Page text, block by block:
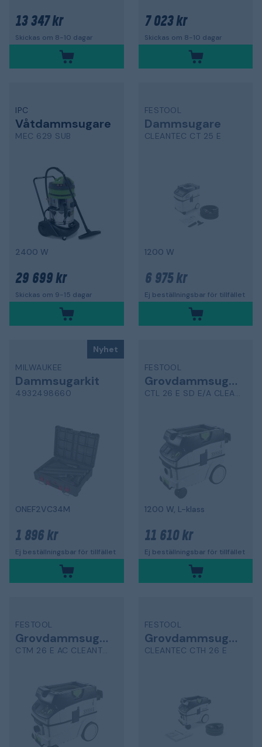
13 347 kr
Skickas om 8-10 dagar
7 023 kr
Skickas om 8-10 dagar
IPC
Våtdammsugare
MEC 629 SUB
2400 W
29 699 kr
Skickas om 9-15 dagar
FESTOOL
Dammsugare
CLEANTEC CT 25 E
1200 W
6 975 kr
Ej beställningsbar för tillfället
Nyhet
MILWAUKEE
Dammsugarkit
4932498660
ONEF2VC34M
1 896 kr
Ej beställningsbar för tillfället
FESTOOL
Grovdammsugare
CTL 26 E SD E/A CLEANTEC
1200 W, L-klass
11 610 kr
Ej beställningsbar för tillfället
FESTOOL
Grovdammsugare
CTM 26 E AC CLEANTEC
FESTOOL
Grovdammsugare
CLEANTEC CTH 26 E